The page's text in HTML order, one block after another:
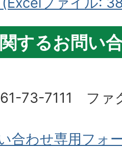
するお問い
73-7111 ファ
合わせ専用フォ